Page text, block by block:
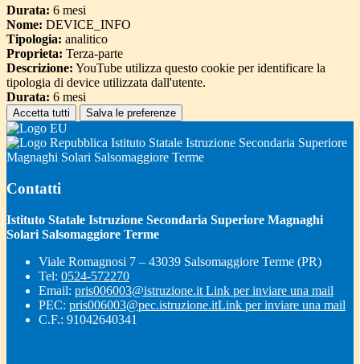
Durata: 6 mesi
Nome: DEVICE_INFO
Tipologia: analitico
Proprieta: Terza-parte
Descrizione: YouTube utilizza questo cookie per identificare la
tipologia di device utilizzata dall'utente.
Durata: 6 mesi
Accetta tutti Salva le preferenze
Istituto Statale Istruzione Secondaria Superiore
Magnaghi Solari Salsomaggiore Terme
Contatti
Istituto Statale Istruzione Secondaria Superiore Magnaghi
Solari Salsomaggiore Terme
Viale Romagnosi 7 – 43039 Salsomaggiore Terme (PR)
Tel: 0524-572270
Email: pris006003@istruzione.it Link per inviare una mail
PEC: pris006003@pec.istruzione.itLink per inviare una mail
C.F.: 91042640341